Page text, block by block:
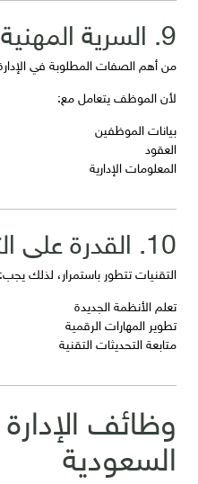
9. السرية المهنية
من أهم الصفات المطلوبة في
لأن الموظف يتعامل مع:
بيانات الموظفين
العقود
المعلومات الإدارية
10. القدرة على التكيف مع التقنية
التقنيات تتطور باستمرار، لذلك يجب:
تعلم الأنظمة الجديدة
تطوير المهارات الرقمية
متابعة التحديثات التقنية
وظائف
السعودية